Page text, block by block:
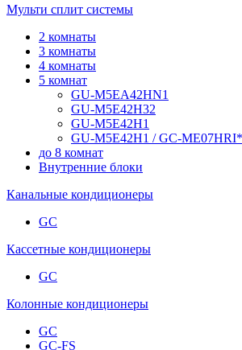
Мульти сплит системы
2 комнаты
3 комнаты
4 комнаты
5 комнат
GU-M5EA42HN1
GU-M5E42H32
GU-M5E42H1
GU-M5E42H1 / GC-
до 8 комнат
Внутренние блоки
Канальные кондиционеры
GC
Кассетные кондиционеры
GC
Колонные кондиционеры
GC
GC-FS